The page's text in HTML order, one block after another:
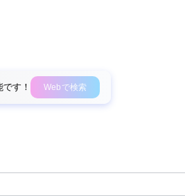
す！ Webで検索